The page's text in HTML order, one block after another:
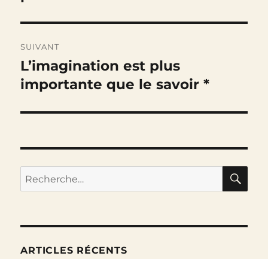
SUIVANT
Publication
suivante :
L’imagination est plus
importante que le savoir *
Recherche
pour :
ARTICLES RÉCENTS